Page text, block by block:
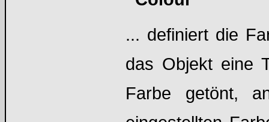
... definiert die
das Objekt eine
Farbe getönt,